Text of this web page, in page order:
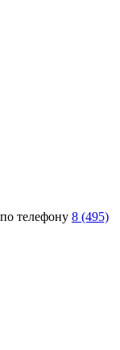
телефону 8 (495)